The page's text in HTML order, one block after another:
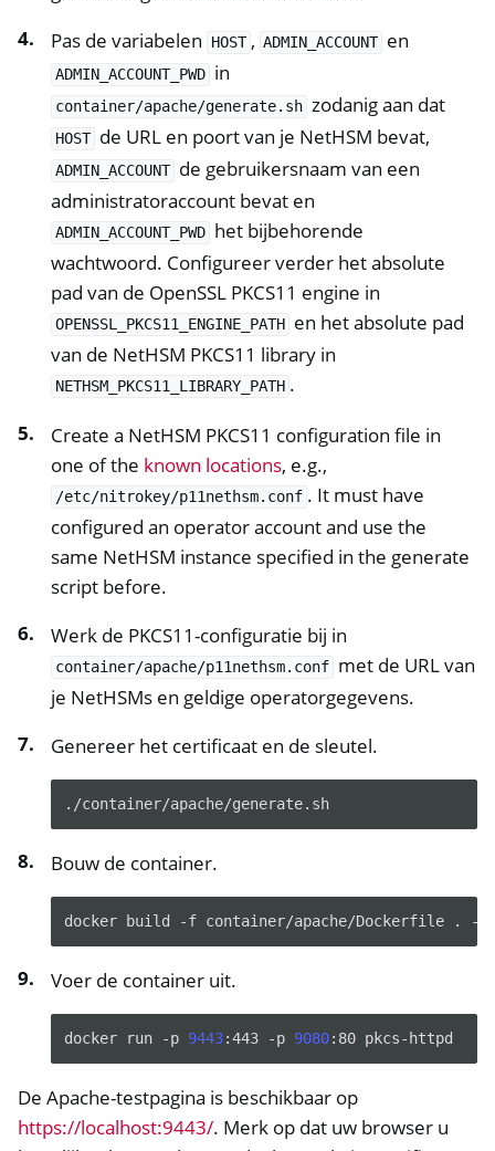
Pas de variabelen
HOST , ADMIN_ACCOUNT en
ADMIN_ACCOUNT_PWD in
container/apache/generate.sh zodanig aan dat
HOST de URL en poort van je NetHSM bevat,
ADMIN_ACCOUNT de gebruikersnaam van een
administratoraccount bevat en
ADMIN_ACCOUNT_PWD het bijbehorende
wachtwoord. Configureer verder het absolute
pad van de OpenSSL PKCS11 engine in
OPENSSL_PKCS11_ENGINE_PATH en het absolute pad
van de NetHSM PKCS11 library in
NETHSM_PKCS11_LIBRARY_PATH .
Create a NetHSM PKCS11 configuration file in
one of the known locations, e.g.,
/etc/nitrokey/p11nethsm.conf . It must have
configured an operator account and use the
same NetHSM instance specified in the generate
script before.
Werk de PKCS11-configuratie bij in
container/apache/p11nethsm.conf met de URL van
je NetHSMs en geldige operatorgegevens.
Genereer het certificaat en de sleutel.
Bouw de container.
docker build -f container/apache/Dockerfile . -t
Voer de container uit.
docker run -p 9443:443 -p 9080:80
De Apache-testpagina is beschikbaar op
https://localhost:9443/. Merk op dat uw browser u